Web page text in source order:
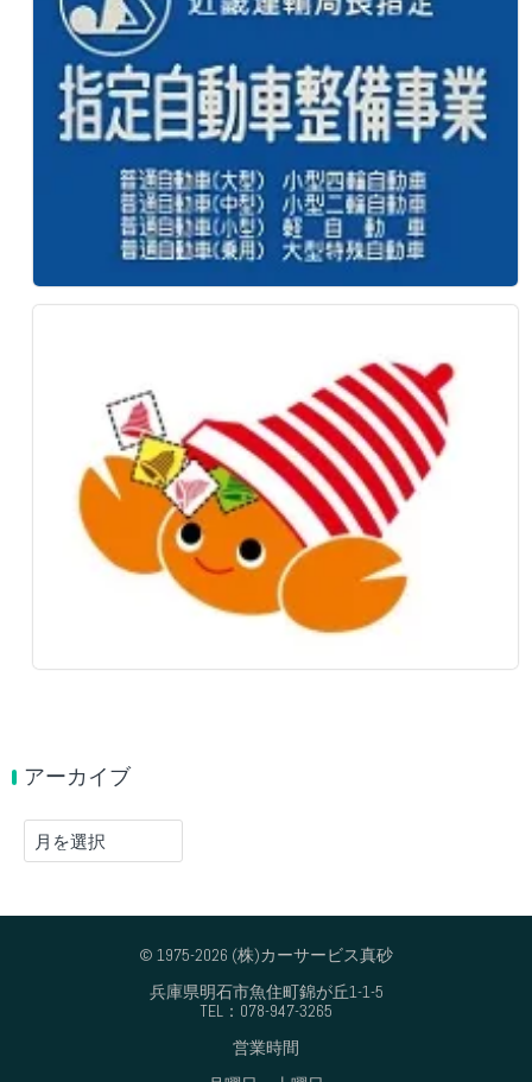
アーカイブ
ア
ー
イ
© 1975-2026 (株)カーサービス真砂
兵庫県明石市魚住町錦が丘1-1-5
TEL：078-947-3265
営業時間